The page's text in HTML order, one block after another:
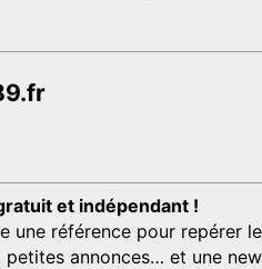
et indépendant !
une référence pour
annonces… et une